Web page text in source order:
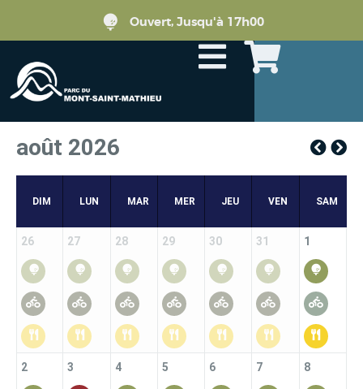
Ouvert, Jusqu'à 17h00
août 2026
DIM LUN MAR MER JEU VEN SAM
26 27 28 29 30 31 1
2 3 4 5 6 7 8